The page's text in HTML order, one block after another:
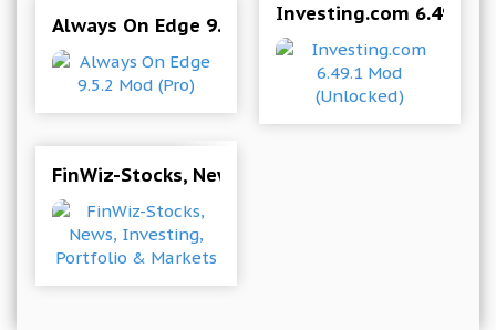
Always On Edge 9.5.2 Mod (Pro)Investing.com 6.49.1
FinWiz-Stocks, News, Investing, Portfolio &